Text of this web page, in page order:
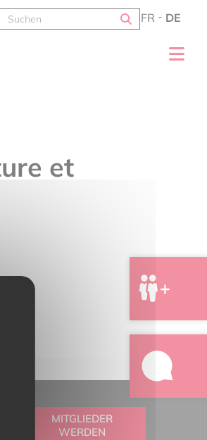
FR DE
et
MITGLIEDER
WERDEN